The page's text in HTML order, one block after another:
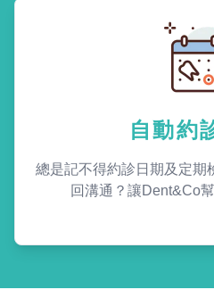
自動約
總是記不得約診日期及定期
回溝通？讓Dent&Co